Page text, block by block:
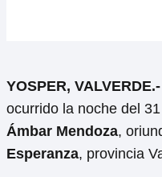
YOSPER, VALVERDE.-
ocurrido la noche del
Ámbar Mendoza,
Esperanza, provincia